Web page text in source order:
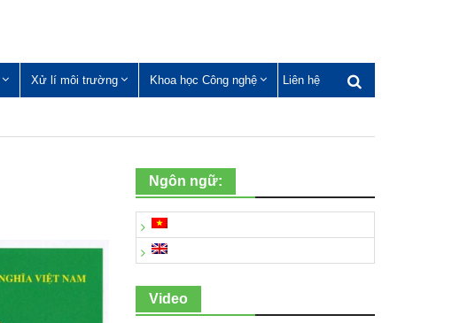
Xử lí môi trường Khoa học Công nghệ Liên hệ
Ngôn ngữ:
Video